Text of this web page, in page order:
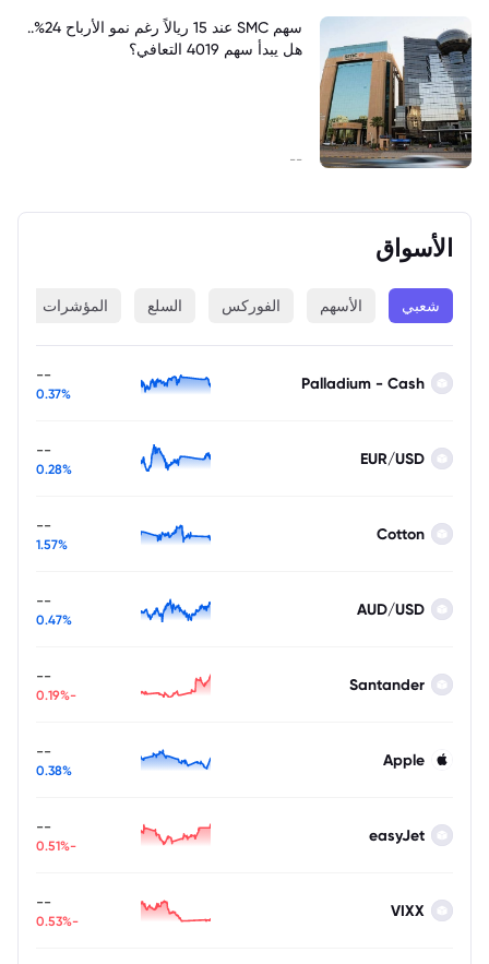
الأسواق
شعبي الأسهم الفوركس السلع المؤشرات
Palladium - Cash
--
0.37%
EUR/USD
--
0.28%
Cotton
--
1.57%
AUD/USD
--
0.47%
Santander
--
-0.19%
Apple
--
0.38%
easyJet
--
-0.51%
VIXX
--
-0.53%
سهم SMC عند 15 ريالاً رغم نمو الأرباح 24%..
هل يبدأ سهم 4019 التعافي؟
--